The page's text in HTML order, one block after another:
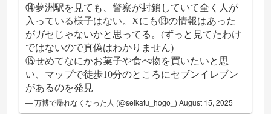
⑭夢洲駅を見ても、警察が封鎖していて全く人が
入っている様子はない。Xにも⑬の情報はあった
がガセじゃないかと思ってる。(ずっと見てたわけ
ではないので真偽はわかりません)
⑮せめてなにかお菓子や食べ物を買いたいと思
い、マップで徒歩10分のところにセブンイレブン
があるのを発見
— 万博で帰れなくなった人 (@seikatu_hogo_)August 15, 2025